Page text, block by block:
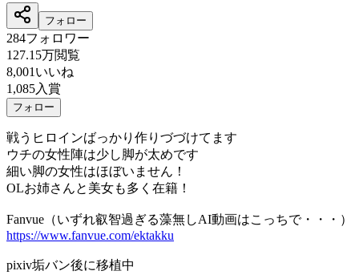
フォロー
284フォロワー
127.15万閲覧
8,001 いいね
1,085入賞
フォロー
戦うヒロインばっかり作りづづけてます
ウチの女性陣は少し脚が太めです
細い脚の女性はほぼいません！
OLお姉さんと美女も多く在籍！
Fanvue（いずれ叡智過ぎる藻無しAI動画はこっちで・・・）
https://www.fanvue.com/ektakku
pixiv垢バン後に移植中